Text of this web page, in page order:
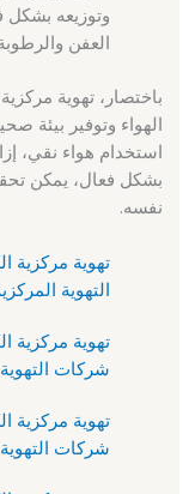
وتوزيعه
العفن
باختصار، تهوية
الهواء وتوفير بيئة
استخدام هواء نقي،
بشكل فعال، يمكن
نفسه.
التهوية
شركات
شركات